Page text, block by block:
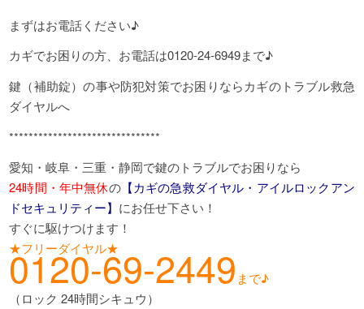
まずはお電話ください♪
カギでお困りの方、お電話は0120-24-6949まで♪
鍵（補助錠）の事や防犯対策でお困りならカギのトラブル救急
ダイヤルへ
*******************************
愛知・岐阜・三重・静岡で鍵のトラブルでお困りなら
24時間・年中無休の【カギの急救ダイヤル・アイルロックアン
ドセキュリティー】 にお任せ下さい！
すぐに駆けつけます！
★フリーダイヤル★
0120-69-2449 まで♪
（ロック 24時間シキュウ）